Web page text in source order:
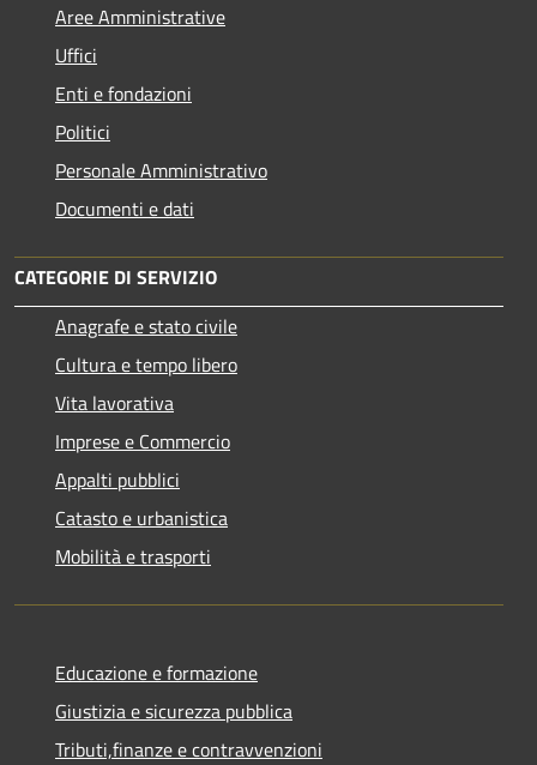
Aree Amministrative
Uffici
Enti e fondazioni
Politici
Personale Amministrativo
Documenti e dati
CATEGORIE DI SERVIZIO
Anagrafe e stato civile
Cultura e tempo libero
Vita lavorativa
Imprese e Commercio
Appalti pubblici
Catasto e urbanistica
Mobilità e trasporti
Educazione e formazione
Giustizia e sicurezza pubblica
Tributi,finanze e contravvenzioni